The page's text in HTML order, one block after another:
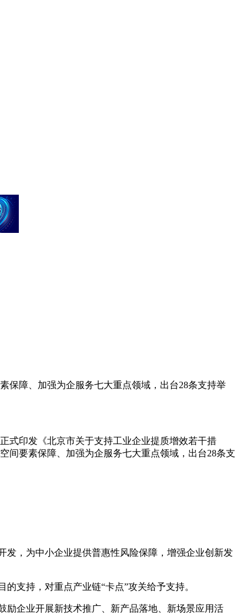
保障、加强为企服务七大重点领域，出台28条支持举
式印发《北京市关于支持工业企业提质增效若干措
间要素保障、加强为企服务七大重点领域，出台28条支
发，为中小企业提供普惠性风险保障，增强企业创新发
支持，对重点产业链“卡点”攻关给予支持。
励企业开展新技术推广、新产品落地、新场景应用活